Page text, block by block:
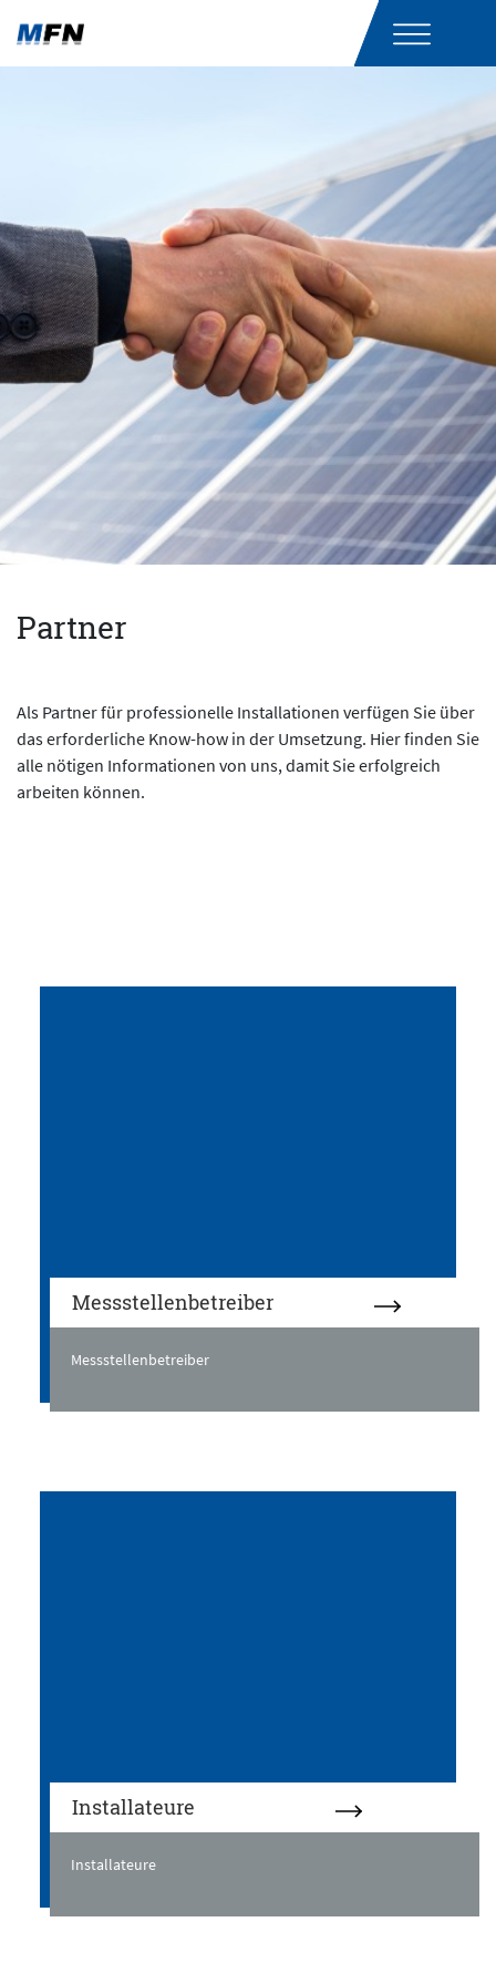
Partner
Als Partner für professionelle Installationen verfügen Sie über
das erforderliche Know-how in der Umsetzung. Hier finden Sie
alle nötigen Informationen von uns, damit Sie erfolgreich
arbeiten können.
Messstellenbetreiber
Messstellenbetreiber
Installateure
Installateure